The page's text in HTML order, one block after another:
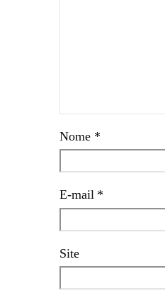
Nome *
E-mail *
Site